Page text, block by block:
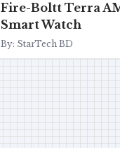
Fire-Boltt Terra
Smart Watch
By: StarTech BD